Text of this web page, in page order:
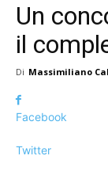
Un
il
Di Massimiliano
Facebook
Twitter